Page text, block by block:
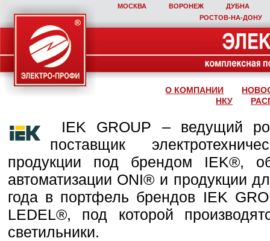
МОСКВА ВОРОНЕЖ
ДУБНА
РОСТОВ‑НА‑ДОНУ
О КОМПАНИИ
НКУ
IEK GROUP – ведущий
поставщик
продукции под брендом IEK®,
автоматизации ONI® и продукции
года в портфель брендов IEK
LEDEL®, под которой
светильники.